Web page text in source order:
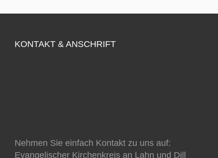
KONTAKT & ANSCHRIFT
Nehmen Sie einfach Kontakt zu uns auf:
Evangelischer Kirchenkreis an Lahn und Dill